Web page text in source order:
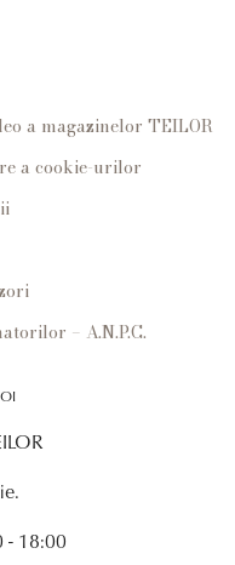
a magazinelor TEILOR
a cookie-urilor
– A.N.P.C.
- 18:00